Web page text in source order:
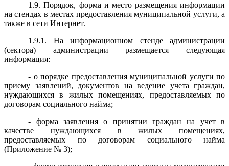
1.9. Порядок, форма и место размещения информации
на стендах в местах предоставления муниципальной услуги, а
также в сети Интернет.
1.9.1. На информационном стенде администрации
(сектора) администрации размещается следующая
информация:
- о порядке предоставления муниципальной услуги по
приему заявлений, документов на ведение учета граждан,
нуждающихся в жилых помещениях, предоставляемых по
договорам социального найма;
- форма заявления о принятии граждан на учет в
качестве нуждающихся в жилых помещениях,
предоставляемых по договорам социального найма
(Приложение № 3);